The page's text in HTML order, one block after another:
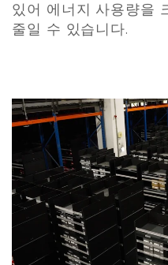
있어 에너지 사용량을
줄일 수 있습니다.